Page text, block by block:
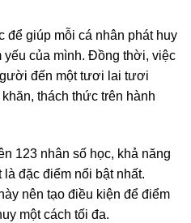
để giúp mỗi cá nhân phát huy
yếu của mình. Đồng thời, việc
đến một tươi lai tươi
thách thức trên hành
123 nhân số học, khả năng
là đặc điểm nổi bật nhất.
nên tạo điều kiện để điểm
một cách tối đa.